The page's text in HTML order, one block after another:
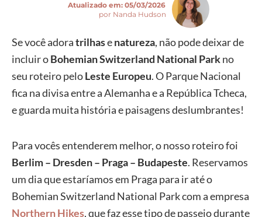
Atualizado em: 05/03/2026
por Nanda Hudson
Se você adoratrilhasenatureza, não pode deixar de
incluir oBohemian Switzerland National Parkno
seu roteiro peloLeste Europeu. O Parque Nacional
fica na divisa entre a Alemanha e a República Tcheca,
e guarda muita história e paisagens deslumbrantes!
Para vocês entenderem melhor, o nosso roteiro foi
Berlim – Dresden – Praga – Budapeste. Reservamos
um dia que estaríamos em Praga para ir até o
Bohemian Switzerland National Park com a empresa
Northern Hikes, que faz esse tipo de passeio durante